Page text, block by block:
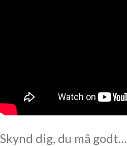
Skynd dig, du må godt…